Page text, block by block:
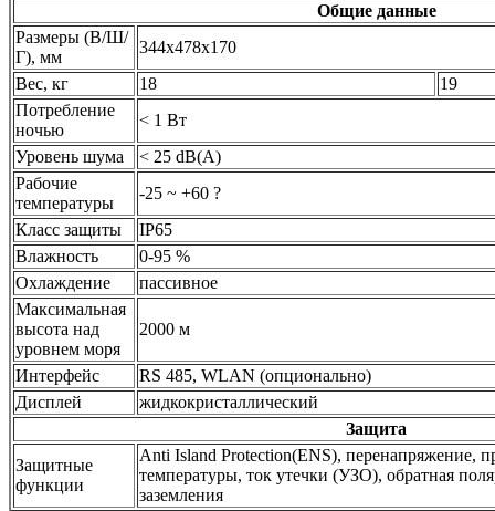
Общие данные
Размеры (В/Ш/
Г), мм
344x478x170
Вес, кг
18
19
Потребление
ночью
< 1 Вт
Уровень шума
< 25 dB(A)
Рабочие
температуры
-25 ~ +60 ?
Класс защиты
IP65
Влажность
0-95 %
Охлаждение
пассивное
Максимальная
высота над
уровнем моря
2000 м
Интерфейс
RS 485, WLAN (опционально)
Дисплей
жидкокристаллический
Защита
Защитные
функции
Anti Island Protection(ENS), перенапряжение,
температуры, ток утечки (УЗО), обратная
заземления